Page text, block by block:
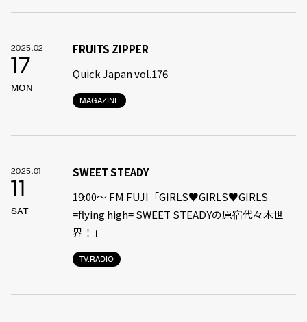
2025.02
17
MON
MAGAZINE
FRUITS ZIPPER
Quick Japan vol.176
2025.01
11
SAT
TV.RADIO
SWEET STEADY
19:00〜 FM FUJI「GIRLS♥GIRLS♥GIRLS
=flying high= SWEET STEADYの原宿代々木世
界！」